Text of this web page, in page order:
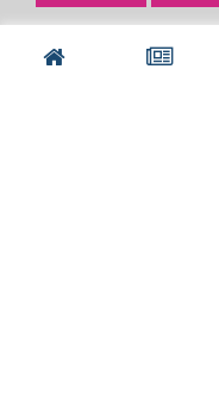
Рекламодателям:
Бизнес-кабинет